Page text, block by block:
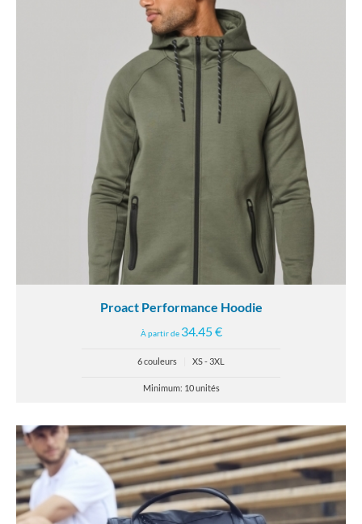
Proact Performance Hoodie
À partir de 34.45 €
6 couleurs XS - 3XL
Minimum: 10 unités